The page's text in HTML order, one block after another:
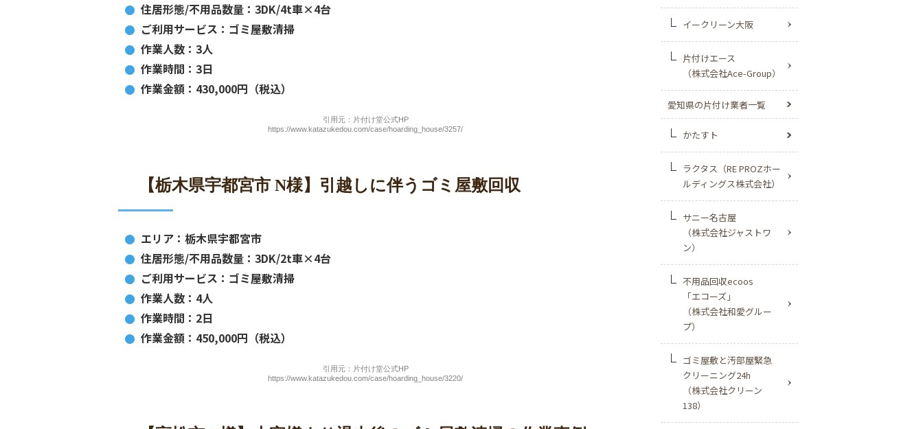
住居形態/不用品数量：3DK/4t車×4台
ご利用サービス：ゴミ屋敷清掃
作業人数：3人
作業時間：3日
作業金額：430,000円（税込）
引用元：片付け堂公式HP
https://www.katazukedou.com/case/hoarding_house/3257/
【栃木県宇都宮市 N様】引越しに伴うゴミ屋敷回収
エリア：栃木県宇都宮市
住居形態/不用品数量：3DK/2t車×4台
ご利用サービス：ゴミ屋敷清掃
作業人数：4人
作業時間：2日
作業金額：450,000円（税込）
引用元：片付け堂公式HP
https://www.katazukedou.com/case/hoarding_house/3220/
イークリーン大阪
片付けエース
（株式会社Ace-Group）
愛知県の片付け業者一覧
かたすト
ラクタス（RE PROZホー
ルディングス株式会社）
サニー名古屋
（株式会社ジャストワ
ン）
不用品回収ecoos
「エコーズ」
（株式会社和愛グルー
プ）
ゴミ屋敷と汚部屋緊急
クリーニング24h
（株式会社クリーン
138）